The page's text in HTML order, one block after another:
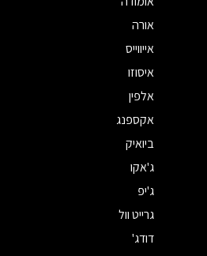
אורה
אייווייס
איסוזו
אלפין
אקספנג
ביואיק
ג'אקו
ג'יפ
גרייט וול
דודג'